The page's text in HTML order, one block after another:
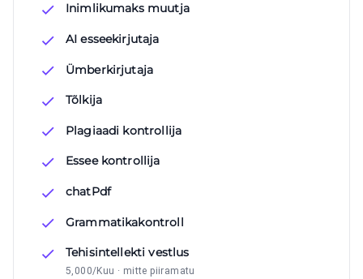
Inimlikumaks muutja
AI esseekirjutaja
Ümberkirjutaja
Tõlkija
Plagiaadi kontrollija
Essee kontrollija
chatPdf
Grammatikakontroll
Tehisintellekti vestlus
5,000/Kuu · mitte piiramatu